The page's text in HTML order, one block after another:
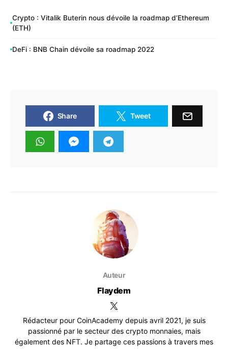
Crypto : Vitalik Buterin nous dévoile la roadmap d’Ethereum
(ETH)
DeFi : BNB Chain dévoile sa roadmap 2022
Share Tweet
Auteur
Flaydem
Rédacteur pour CoinAcademy depuis avril 2021, je suis
passionné par le secteur des crypto monnaies, mais
également des NFT. Je partage ces passions à travers mes